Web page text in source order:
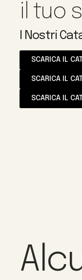
il tuo
I Nostri
SCARICA IL
SCARICA IL
SCARICA IL